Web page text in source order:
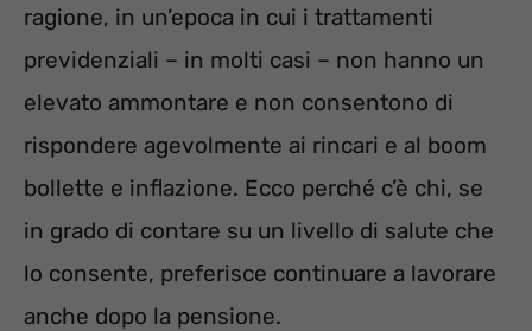
ragione, in un’epoca in cui i trattamenti
previdenziali – in molti casi – non hanno un
elevato ammontare e non consentono di
rispondere agevolmente ai rincari e al boom
bollette e inflazione. Ecco perché c’è chi, se
in grado di contare su un livello di salute che
lo consente, preferisce continuare a lavorare
anche dopo la pensione.